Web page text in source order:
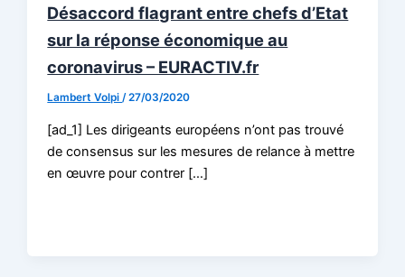
Désaccord flagrant entre chefs d’Etat
sur la réponse économique au
coronavirus – EURACTIV.fr
Lambert Volpi/27/03/2020
[ad_1] Les dirigeants européens n’ont pas trouvé
de consensus sur les mesures de relance à mettre
en œuvre pour contrer […]